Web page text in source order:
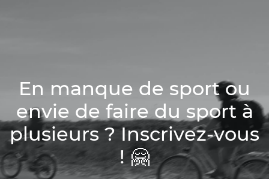
En manque de sport ou
envie de faire du sport à
plusieurs ? Inscrivez-vous
! 🤗